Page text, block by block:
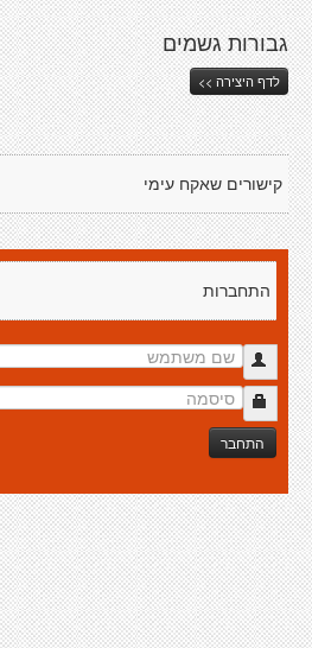
גבורות גשמים
לדף היצירה >>
קישורים שאקח עימי
התחברות
התחבר